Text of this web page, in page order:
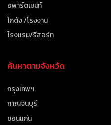
อพาร์ตเมนท์
โกดัง /โรงงาน
โรงแรม/รีสอร์ท
ค้นหาตามจังหวัด
กรุงเทพฯ
กาญจนบุรี
ขอนแก่น